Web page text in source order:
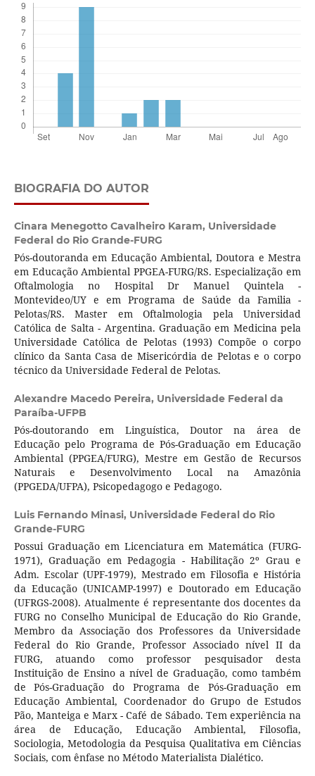
BIOGRAFIA DO AUTOR
Cinara Menegotto Cavalheiro Karam, Universidade
Federal do Rio Grande-FURG
Pós-doutoranda em Educação Ambiental, Doutora e Mestra
em Educação Ambiental PPGEA-FURG/RS. Especialização em
Oftalmologia no Hospital Dr Manuel Quintela -
Montevideo/UY e em Programa de Saúde da Familia -
Pelotas/RS. Master em Oftalmologia pela Universidad
Católica de Salta - Argentina. Graduação em Medicina pela
Universidade Católica de Pelotas (1993) Compõe o corpo
clínico da Santa Casa de Misericórdia de Pelotas e o corpo
técnico da Universidade Federal de Pelotas.
Alexandre Macedo Pereira, Universidade Federal da
Paraíba-UFPB
Pós-doutorando em Linguística, Doutor na área de
Educação pelo Programa de Pós-Graduação em Educação
Ambiental (PPGEA/FURG), Mestre em Gestão de Recursos
Naturais e Desenvolvimento Local na Amazônia
(PPGEDA/UFPA), Psicopedagogo e Pedagogo.
Luis Fernando Minasi, Universidade Federal do Rio
Grande-FURG
Possui Graduação em Licenciatura em Matemática (FURG-
1971), Graduação em Pedagogia - Habilitação 2º Grau e
Adm. Escolar (UPF-1979), Mestrado em Filosofia e História
da Educação (UNICAMP-1997) e Doutorado em Educação
(UFRGS-2008). Atualmente é representante dos docentes da
FURG no Conselho Municipal de Educação do Rio Grande,
Membro da Associação dos Professores da Universidade
Federal do Rio Grande, Professor Associado nível II da
FURG, atuando como professor pesquisador desta
Instituição de Ensino a nível de Graduação, como também
de Pós-Graduação do Programa de Pós-Graduação em
Educação Ambiental, Coordenador do Grupo de Estudos
Pão, Manteiga e Marx - Café de Sábado. Tem experiência na
área de Educação, Educação Ambiental, Filosofia,
Sociologia, Metodologia da Pesquisa Qualitativa em Ciências
Sociais, com ênfase no Método Materialista Dialético.